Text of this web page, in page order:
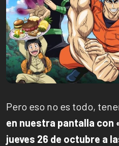
Pero eso no es todo,
en nuestra pantalla con
jueves 26 de octubre a